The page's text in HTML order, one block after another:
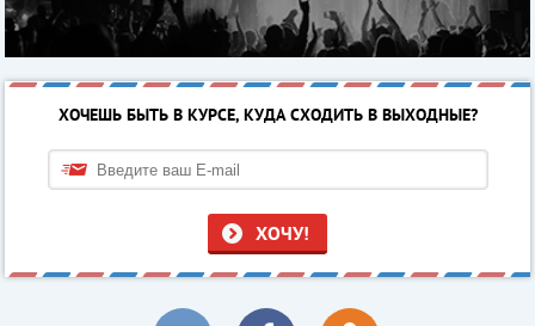
ХОЧЕШЬ БЫТЬ В КУРСЕ, КУДА СХОДИТЬ В ВЫХОДНЫЕ?
ХОЧУ!